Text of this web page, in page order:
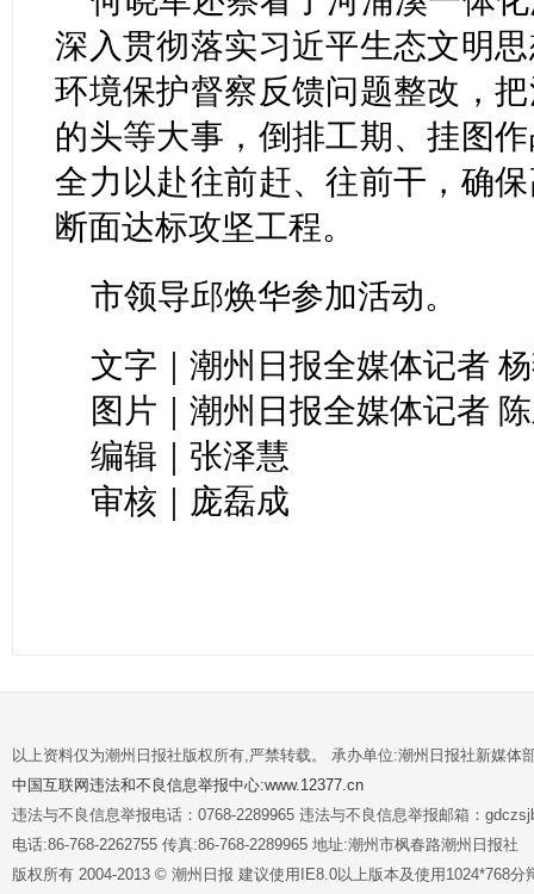
深入贯彻落实习近平生态文明
环境保护督察反馈问题整改，
的头等大事，倒排工期、挂图
全力以赴往前赶、往前干，确
断面达标攻坚工程。
市领导邱焕华参加活动。
文字｜潮州日报全媒体记者
图片｜潮州日报全媒体记者
编辑｜张泽慧
审核｜庞磊成
以上资料仅为潮州日报社版权所有,严禁转载。 承办单位:潮州日报社新媒体
中国互联网违法和不良信息举报中心:www.12377.cn
违法与不良信息举报电话：0768-2289965 违法与不良信息举报邮箱：
电话:86-768-2262755 传真:86-768-2289965 地址:潮州市枫春路潮州日报社
版权所有 2004-2013 © 潮州日报 建议使用IE8.0以上版本及使用1024*768分